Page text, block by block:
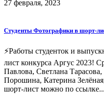
27 февраля, 2023
Студенты Фотографики в шорт-
⚡Работы студенток и
лист конкурса Аргус 2023!
Павлова, Светлана
Порошина, Катерина
шорт-лист можно по ссылке...